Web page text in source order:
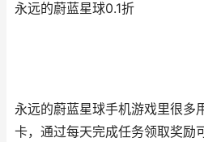
永远的蔚蓝星球0.1折
永远的蔚蓝星球手机游戏里很多
卡，通过每天完成任务领取奖励